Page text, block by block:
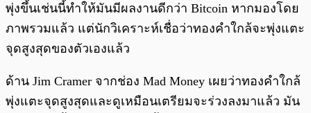
พุ่งขึ้นเช่นนี้ทำให้มันมีผลงานดีกว่า Bitcoin หากมองโดย
ภาพรวมแล้ว แต่นักวิเคราะห์เชื่อว่าทองคำใกล้จะพุ่งแตะ
จุดสูงสุดของตัวเองแล้ว
ด้าน Jim Cramer จากช่อง Mad Money เผยว่าทองคำใกล้
พุ่งแตะจุดสูงสุดและดูเหมือนเตรียมจะร่วงลงมาแล้ว มัน